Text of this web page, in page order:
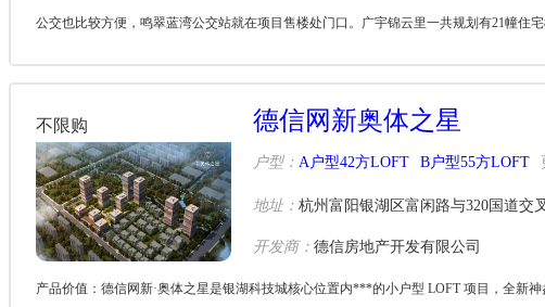
公交也比较方便，鸣翠蓝湾公交站就在项目售楼处门口。广宇锦云里一共规划有21幢住
不限购 德信网新奥体之星
户型： A户型42方LOFT B户型55方LOFT
地址： 杭州富阳银湖区富闲路与320国道交
开发商： 德信房地产开发有限公司
产品价值：德信网新·奥体之星是银湖科技城核心位置内***的小户型 LOFT 项目，全新